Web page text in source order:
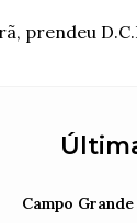
prendeu
Campo